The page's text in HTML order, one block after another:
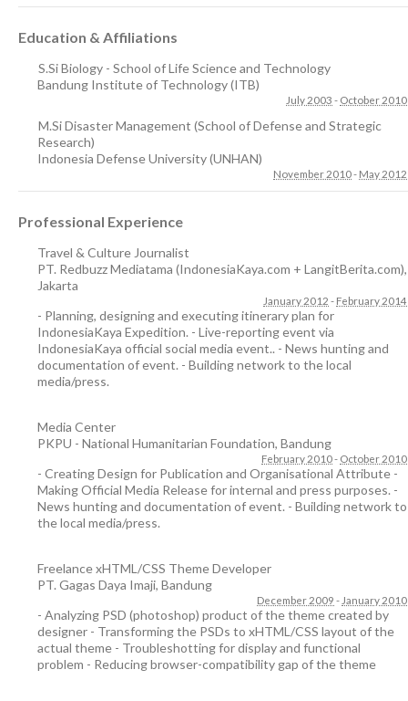
Education & Affiliations
S.Si Biology - School of Life Science and Technology
Bandung Institute of Technology (ITB)
July 2003 - October 2010
M.Si Disaster Management (School of Defense and Strategic
Research)
Indonesia Defense University (UNHAN)
November 2010- May 2012
Professional Experience
Travel & Culture Journalist
PT. Redbuzz Mediatama (IndonesiaKaya.com + LangitBerita.com),
Jakarta
January 2012 - February 2014
- Planning, designing and executing itinerary plan for
IndonesiaKaya Expedition. - Live-reporting event via
IndonesiaKaya official social media event.. - News hunting and
documentation of event. - Building network to the local
media/press.
Media Center
PKPU - National Humanitarian Foundation, Bandung
February 2010- October 2010
- Creating Design for Publication and Organisational Attribute -
Making Official Media Release for internal and press purposes. -
News hunting and documentation of event. - Building network to
the local media/press.
Freelance xHTML/CSS Theme Developer
PT. Gagas Daya Imaji, Bandung
December 2009 - January 2010
- Analyzing PSD (photoshop) product of the theme created by
designer - Transforming the PSDs to xHTML/CSS layout of the
actual theme - Troubleshotting for display and functional
problem - Reducing browser-compatibility gap of the theme